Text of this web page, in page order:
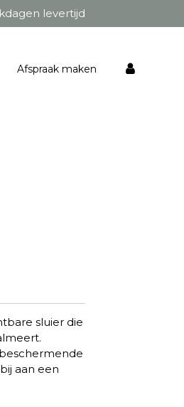
levertijd
Afspraak maken
sluier die
aan een